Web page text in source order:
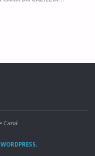
Caná
WORDPRESS.